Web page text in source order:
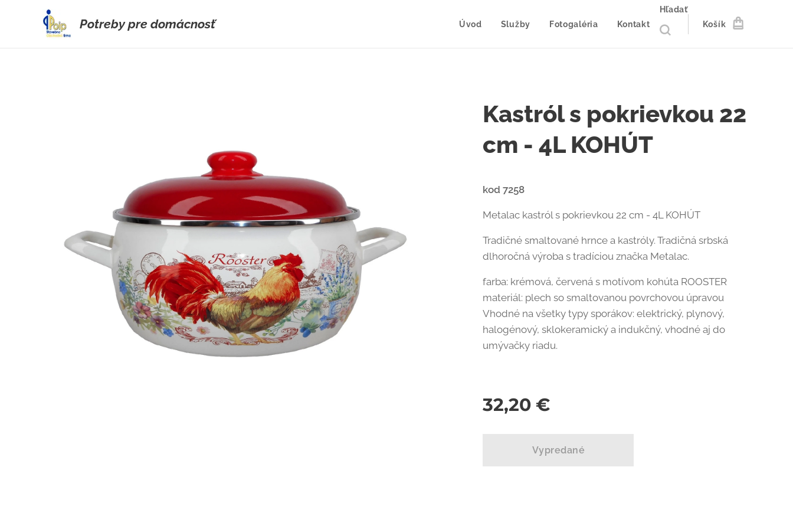
Potreby pre domácnosť Úvod Služby Fotogaléria Kontakt
Hľadať
Košík
Kastról s pokrievkou 22
cm - 4L KOHÚT
kod 7258
Metalac kastról s pokrievkou 22 cm - 4L KOHÚT
Tradičné smaltované hrnce a kastróly. Tradičná srbská
dlhoročná výroba s tradíciou značka Metalac.
farba: krémová, červená s motívom kohúta ROOSTER
materiál: plech so smaltovanou povrchovou úpravou
Vhodné na všetky typy sporákov: elektrický, plynový,
halogénový, sklokeramický a indukčný, vhodné aj do
umývačky riadu.
32,20 €
Vypredané